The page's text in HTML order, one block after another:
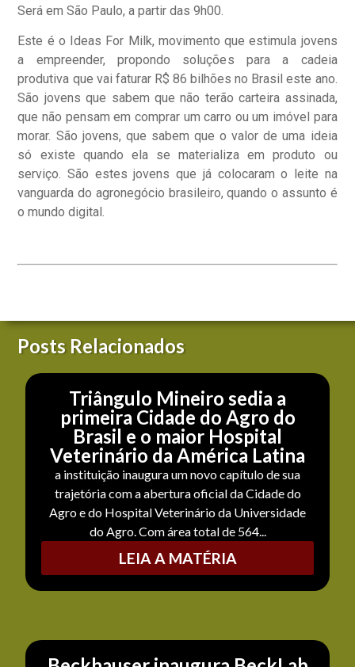
Será em São Paulo, a partir das 9h00.
Este é o Ideas For Milk, movimento que estimula jovens
a empreender, propondo soluções para a cadeia
produtiva que vai faturar R$ 86 bilhões no Brasil este ano.
São jovens que sabem que não terão carteira assinada,
que não pensam em comprar um carro ou um imóvel para
morar. São jovens, que sabem que o valor de uma ideia
só existe quando ela se materializa em produto ou
serviço. São estes jovens que já colocaram o leite na
vanguarda do agronegócio brasileiro, quando o assunto é
o mundo digital.
Posts Relacionados
Triângulo Mineiro sedia a
primeira Cidade do Agro do
Brasil e o maior Hospital
Veterinário da América Latina
a instituição inaugura um novo capítulo de sua
trajetória com a abertura oficial da Cidade do
Agro e do Hospital Veterinário da Universidade
do Agro. Com área total de 564...
LEIA A MATÉRIA